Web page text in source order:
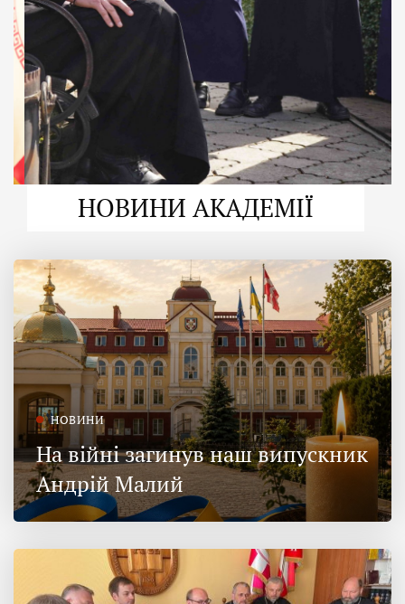
Читати більше
НОВИНИ АКАДЕМІЇ
НОВИНИ
На війні загинув наш випускник
Андрій Малий